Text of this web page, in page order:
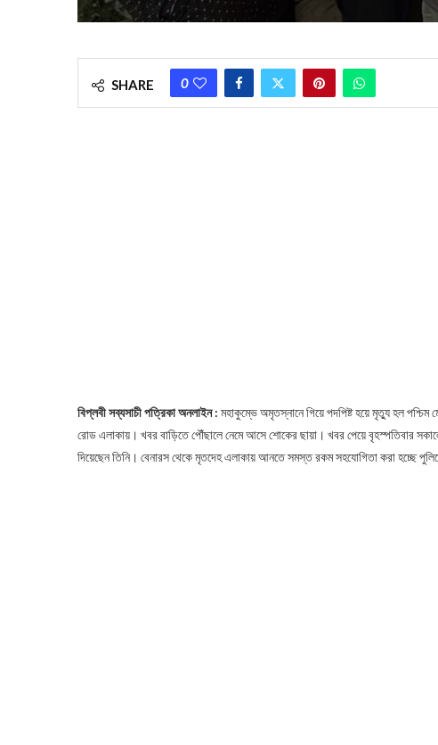
SHARE 0
বিপ্লবী সব্যসাচী পত্রিকা অনলাইন : মহাকুম্ভে অমৃতস্নানে গিয়ে পদপিষ্ট হয়ে মৃত্যু হল পশ্চিম
রোড এলাকায়। খবর বাড়িতে পৌঁছালে নেমে আসে শোকের ছায়া। খবর পেয়ে বৃহস্পতিবার
দিয়েছেন তিনি। বেনারস থেকে মৃতদেহ এলাকায় আনতে সমস্ত রকম সহযোগিতা করা হচ্ছে